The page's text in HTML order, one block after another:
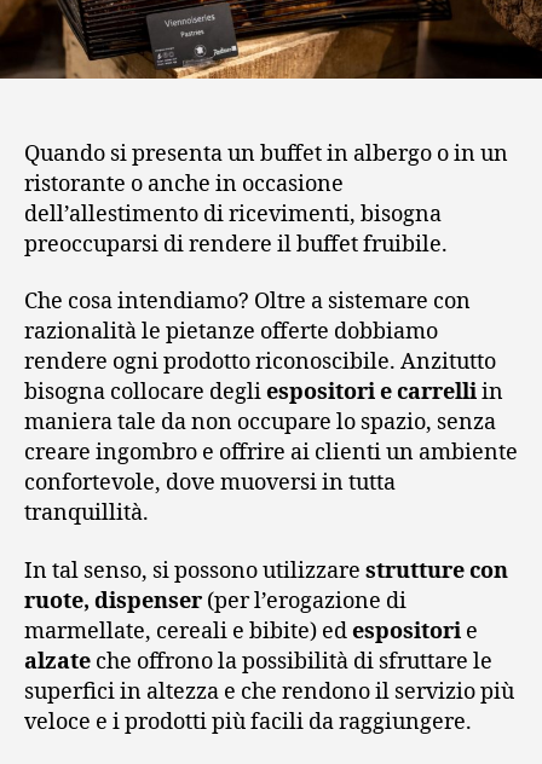
Quando si presenta un buffet in albergo o in un
ristorante o anche in occasione
dell’allestimento di ricevimenti, bisogna
preoccuparsi di rendere il buffet fruibile.
Che cosa intendiamo? Oltre a sistemare con
razionalità le pietanze offerte dobbiamo
rendere ogni prodotto riconoscibile. Anzitutto
bisogna collocare degliespositori e carrelliin
maniera tale da non occupare lo spazio, senza
creare ingombro e offrire ai clienti un ambiente
confortevole, dove muoversi in tutta
tranquillità.
In tal senso, si possono utilizzare strutture con
ruote, dispenser (per l’erogazione di
marmellate, cereali e bibite) edespositori e
alzate che offrono la possibilità di sfruttare le
superfici in altezza e che rendono il servizio più
veloce e i prodotti più facili da raggiungere.